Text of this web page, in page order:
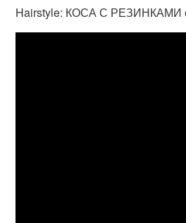
Hairstyle: КОСА С РЕЗИНКАМИ